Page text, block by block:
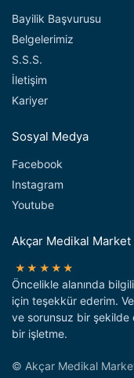
Bayilik Başvurusu
Belgelerimiz
S.S.S.
İletişim
Kariyer
Sosyal Medya
Facebook
Instagram
Youtube
Akçar Medikal Market
★★★★★
Öncelikle alanında
için teşekkür ederim.
ve sorunsuz bir şekilde
bir işletme.
© Akçar Medikal